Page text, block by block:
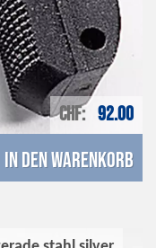
CHF 92.00
in den Warenkorb